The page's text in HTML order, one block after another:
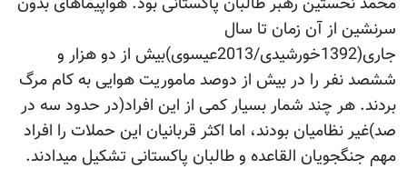
سرنشین از آن زمان تا سال
جاری(1392خورشیدی/2013عیسوی)بیش از دو هزار و
ششصد نفر را در بیش از دوصد ماموریت هوایی به کام مرگ
بردند. هر چند شمار بسیار کمی از این افراد(در حدود سه در
صد)غیر نظامیان بودند، اما اکثر قربانیان این حملات را افراد
مهم جنگجویان القاعده و طالبان پاکستانی تشکیل میدادند.